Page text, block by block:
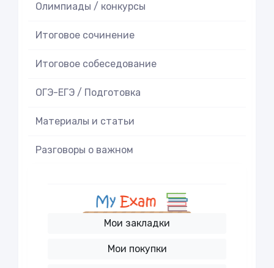
Олимпиады / конкурсы
Итоговое cочинение
Итоговое cобеседование
ОГЭ-ЕГЭ / Подготовка
Материалы и статьи
Разговоры о важном
Мои закладки
Мои покупки